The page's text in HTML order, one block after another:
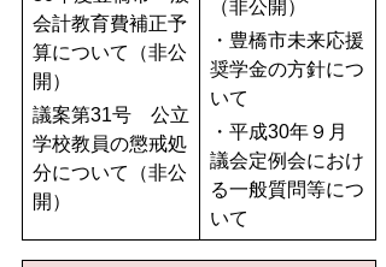
会計教育費補正予
算について（非公
開）
議案第31号 公立
学校教員の懲戒処
分について（非公
開）
（非公開）
・豊橋市未来応援
奨学金の方針につ
いて
・平成30年９月
議会定例会におけ
る一般質問等につ
いて